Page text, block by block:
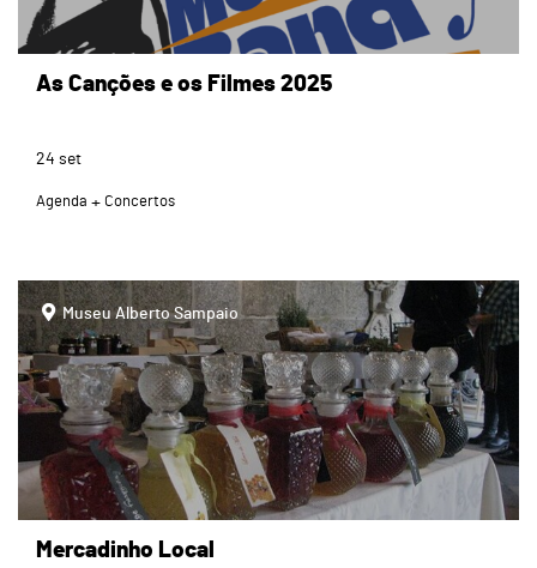
As Canções e os Filmes 2025
24 set
Agenda Concertos
page
Museu Alberto Sampaio
Mercadinho Local